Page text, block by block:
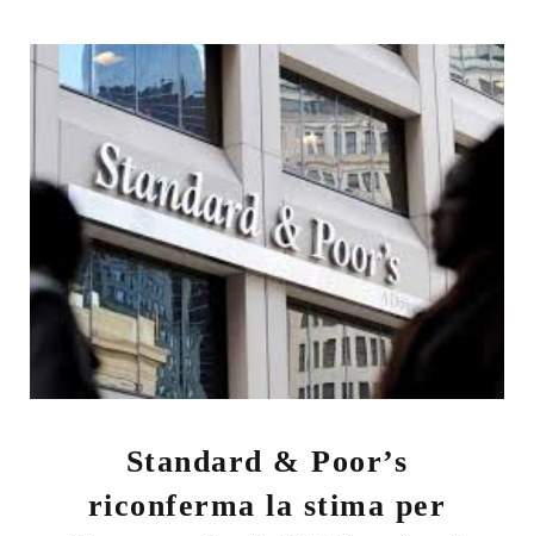
Standard & Poor’s
riconferma la stima per